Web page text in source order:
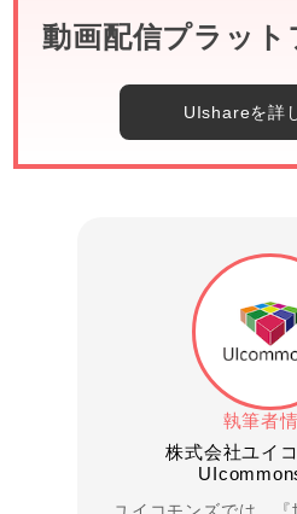
動画配信プラット
UIshareを詳
執筆者
株式会社ユイ
ユイコモンズでは、『